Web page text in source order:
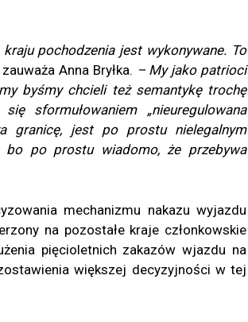
pochodzenia jest wykonywane. To
Anna Bryłka. – My jako patrioci
byśmy chcieli też semantykę trochę
sformułowaniem „nieuregulowana
granicę, jest po prostu nielegalnym
bo po prostu wiadomo, że przebywa
mechanizmu nakazu wyjazdu
na pozostałe kraje członkowskie
pięcioletnich zakazów wjazdu na
większej decyzyjności w tej